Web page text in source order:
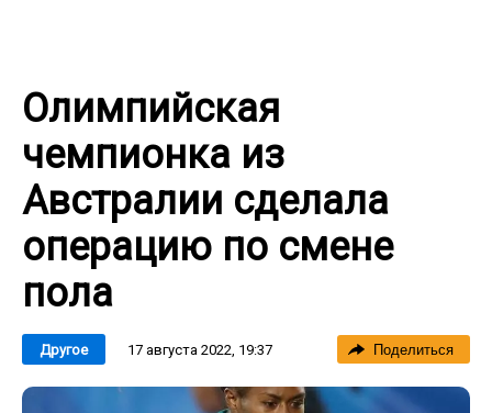
Олимпийская
чемпионка из
Австралии сделала
операцию по смене
пола
Другое 17 августа 2022, 19:37 Поделиться